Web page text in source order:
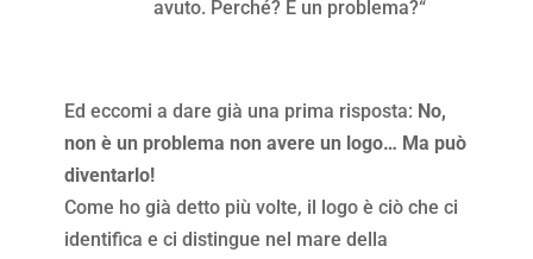
avuto. Perché? È un problema?“
Ed eccomi a dare già una prima risposta: No,
non è un problema non avere un logo… Ma può
diventarlo!
Come ho già detto più volte, il logo è ciò che ci
identifica e ci distingue nel mare della